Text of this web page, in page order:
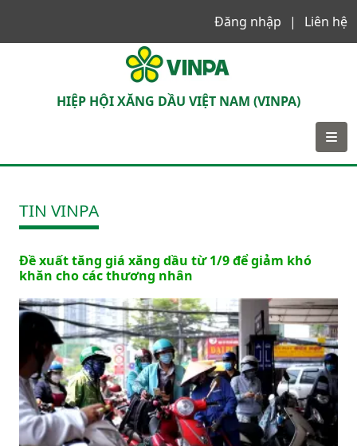
Đăng nhập
Liên hệ
HIỆP HỘI XĂNG DẦU VIỆT NAM (VINPA)
TIN VINPA
Đề xuất tăng giá xăng dầu từ 1/9 để giảm khó
khăn cho các thương nhân